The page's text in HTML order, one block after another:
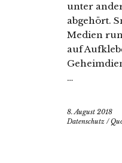
unter
abgehört.
Medien
auf
…
8. August 2018
Datenschutz /